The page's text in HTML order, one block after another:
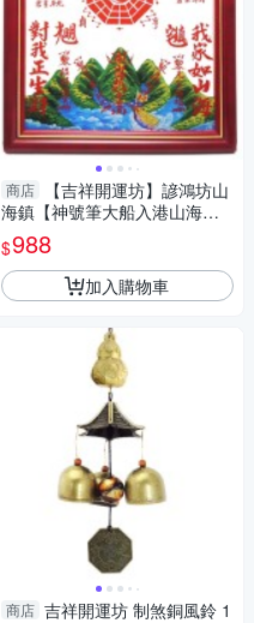
商店
【吉祥開運坊】諺鴻坊山
海鎮【神號筆大船入港山海鎮6
號 小型 化壁刀 路巷 陰煞】開
光 擇日
$988
加入購物車
商店 吉祥開運坊 制煞銅風鈴 1